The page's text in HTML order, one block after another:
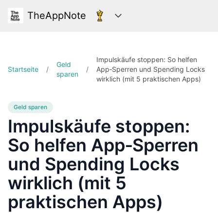
TheAppNote Kategorien
Startseite /
Geld
sparen
/
Impulskäufe stoppen: So helfen
App‑Sperren und Spending Locks
wirklich (mit 5 praktischen Apps)
Geld sparen
Impulskäufe stoppen:
So helfen App‑Sperren
und Spending Locks
wirklich (mit 5
praktischen Apps)